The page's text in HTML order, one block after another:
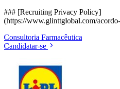
### [Recruiting Privacy Policy]
(https://www.glinttglobal.com/
Consultoria Farmacêutica
Candidatar-se